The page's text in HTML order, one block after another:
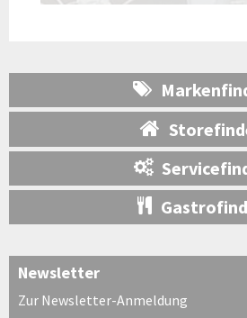
Newsletter
Zur Newsletter-Anmeldung